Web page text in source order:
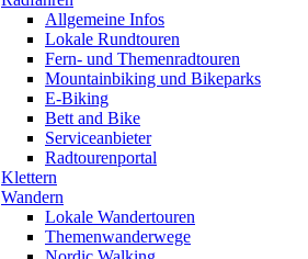
Allgemeine Infos
Lokale Rundtouren
Fern- und Themenradtouren
Mountainbiking und Bikeparks
E-Biking
Bett and Bike
Serviceanbieter
Radtourenportal
Klettern
Wandern
Lokale Wandertouren
Themenwanderwege